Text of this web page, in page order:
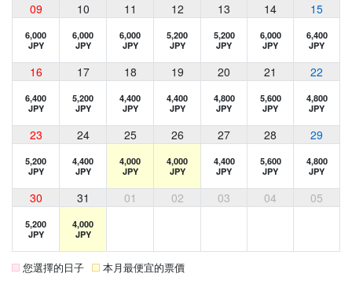
09 10 11 12 13 14 15
6,000
JPY
6,000
JPY
6,000
JPY
5,200
JPY
5,200
JPY
6,000
JPY
6,400
JPY
16 17 18 19 20 21 22
6,400
JPY
5,200
JPY
4,400
JPY
4,400
JPY
4,800
JPY
5,600
JPY
4,800
JPY
23 24 25 26 27 28 29
5,200
JPY
4,400
JPY
4,000
JPY
4,000
JPY
4,400
JPY
5,600
JPY
4,800
JPY
30 31 01 02 03 04 05
5,200
JPY
4,000
JPY
您選擇的日子 本月最便宜的票價